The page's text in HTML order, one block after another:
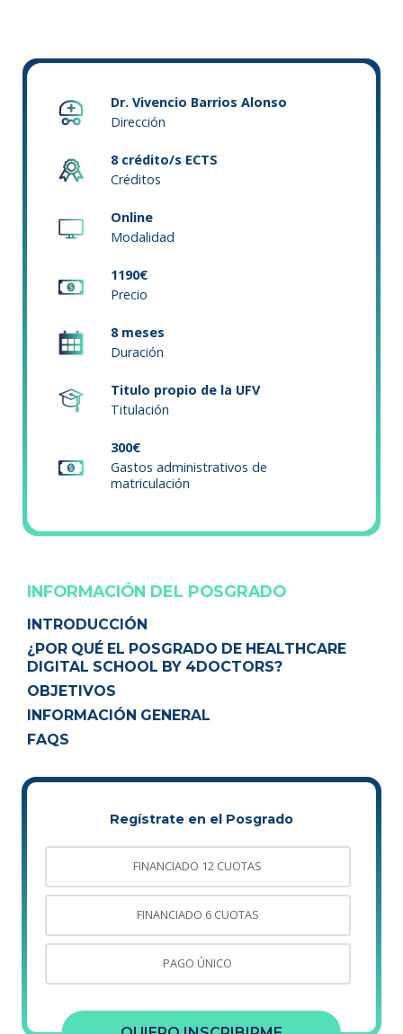
Dr. Vivencio Barrios Alonso
Dirección
8 crédito/s ECTS
Créditos
Online
Modalidad
1190€
Precio
8 meses
Duración
Titulo propio de la UFV
Titulación
300€
Gastos administrativos de
matriculación
INFORMACIÓN DEL POSGRADO
INTRODUCCIÓN
¿POR QUÉ EL POSGRADO DE HEALTHCARE
DIGITAL SCHOOL BY 4DOCTORS?
OBJETIVOS
INFORMACIÓN GENERAL
FAQS
Regístrate en el Posgrado
FINANCIADO 12 CUOTAS
FINANCIADO 6 CUOTAS
PAGO ÚNICO